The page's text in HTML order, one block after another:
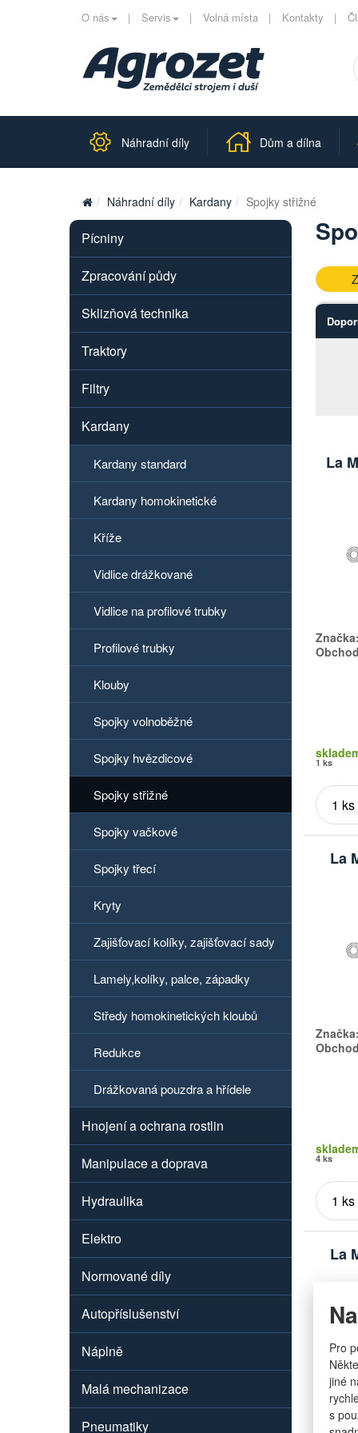
Pro
jiné
s
O nás Servis Volná místa Kontakty
Náhradní díly Dům a dílna
Náhradní díly Kardany Spojky střižné
La
Značka:
1 ks
La
Značka:
4 ks
La
Pícniny
Zpracování půdy
Sklizňová technika
Traktory
Filtry
Kardany
Kardany standard
Kardany homokinetické
Kříže
Vidlice drážkované
Vidlice na profilové trubky
Profilové trubky
Klouby
Spojky volnoběžné
Spojky hvězdicové
Spojky střižné
Spojky vačkové
Spojky třecí
Kryty
Zajišťovací kolíky, zajišťovací sady
Lamely,kolíky, palce, západky
Středy homokinetických kloubů
Redukce
Drážkovaná pouzdra a hřídele
Hnojení a ochrana rostlin
Manipulace a doprava
Hydraulika
Elektro
Normované díly
Autopříslušenství
Náplně
Malá mechanizace
Pneumatiky